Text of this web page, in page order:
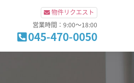
物件リクエスト
営業時間：9:00～18:00
045-470-0050